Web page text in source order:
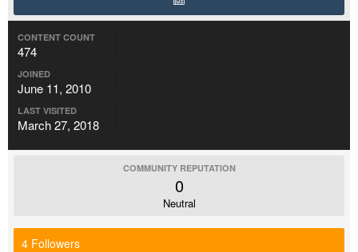
CONTENT COUNT
474
JOINED
June 11, 2010
LAST VISITED
March 27, 2018
COMMUNITY REPUTATION
0
Neutral
4 Followers